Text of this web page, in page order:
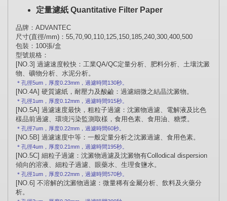
定量濾紙 Quantitative Filter Paper
品牌： ADVANTEC
尺寸(直徑/mm) ： 55,70,90,110,125,150,185,240,300,400,500
包裝： 100張/盒
型號規格：
[NO.3] 過濾速度較快：工業QA/QC定量分析、肥料分析、土壤沈澱
物、礦物分析、水泥分析。
＊孔徑5um ，厚度0.23mm ，過濾時間130秒。
[NO.4A] 硬質濾紙，耐壓力及酸鹼：過濾細微之結晶沈澱物。
＊孔徑1um ，厚度0.12mm ，過濾時間915秒。
[NO.5A] 過濾速度最快，粗粒子過濾：沈澱物過濾、電解液及比色
樣品前過濾、環境污染監測取樣，食用色素、食用油、糖漿。
＊孔徑7um ，厚度0.22mm ，過濾時間60秒。
[NO.5B] 過濾速度中等：一般定量分析之沈澱過濾、食用色素。
＊孔徑4um ，厚度0.21mm ，過濾時間195秒。
[NO.5C] 細粒子過濾：沈澱物過濾及沈澱物有Collodical dispersion
傾向的溶液、細粒子過濾、眼藥水、生理食鹽水。
＊孔徑1um ，厚度0.22mm ，過濾時間570秒。
[NO.6] 不溶解的沈澱物過濾：微量稀有金屬分析、飲料及火藥分
析。